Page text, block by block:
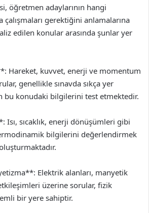
öğretmen adaylarının hangi
çalışmaları gerektiğini anlamalarına
edilen konular arasında şunlar yer
Hareket, kuvvet, enerji ve momentum
genellikle sınavda sıkça yer
bu konudaki bilgilerini test etmektedir.
sıcaklık, enerji dönüşümleri gibi
bilgilerini değerlendirmek
Elektrik alanları, manyetik
üzerine sorular, fizik
bir yere sahiptir.